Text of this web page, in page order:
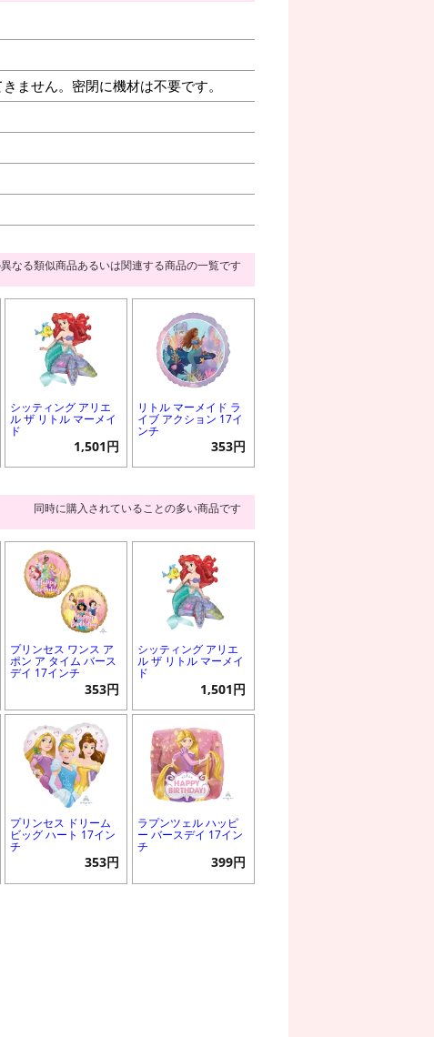
ません。密閉に機材は不要です。
なる類似商品あるいは関連する商品の一覧です
シッティング アリエ
ル ザ リトル マーメイ
ド
1,501円
リトル マーメイド ラ
イブ アクション 17イ
ンチ
353円
同時に購入されていることの多い商品です
プリンセス ワンス ア
ポン ア タイム バース
デイ 17インチ
353円
シッティング アリエ
ル ザ リトル マーメイ
ド
1,501円
プリンセス ドリーム
ビッグ ハート 17イン
チ
353円
ラプンツェル ハッピ
ー バースデイ 17イン
チ
399円